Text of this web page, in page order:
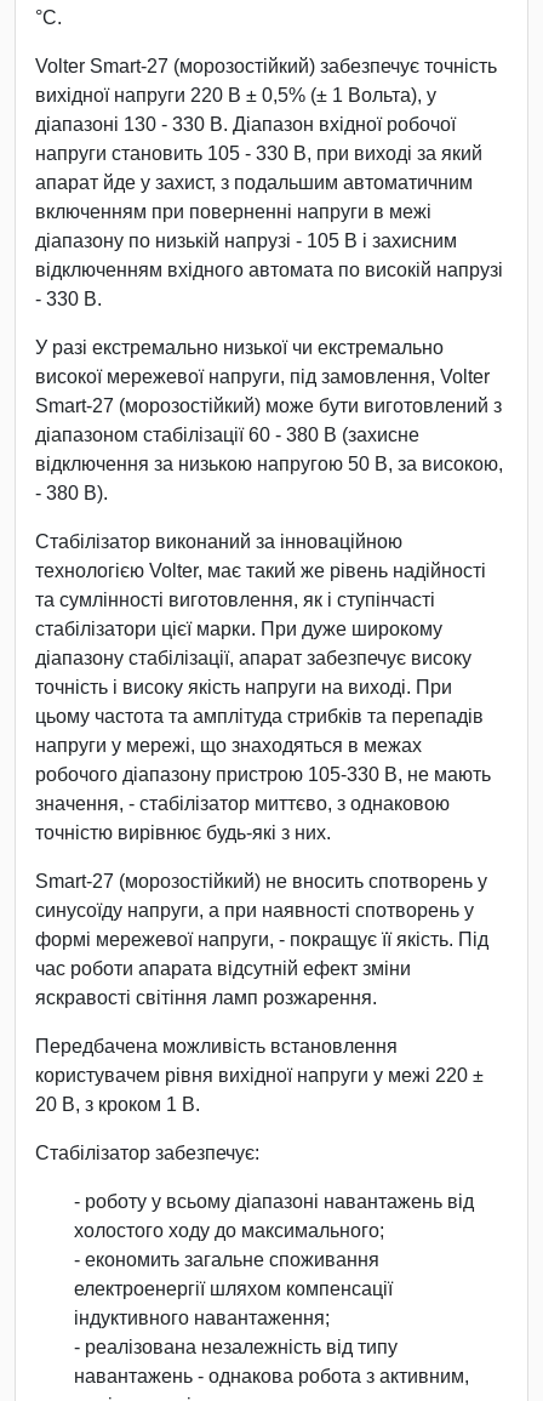
°С.
Volter Smart-27 (морозостійкий) забезпечує точність
вихідної напруги 220 В ± 0,5% (± 1 Вольта), у
діапазоні 130 - 330 В. Діапазон вхідної робочої
напруги становить 105 - 330 В, при виході за який
апарат йде у захист, з подальшим автоматичним
включенням при поверненні напруги в межі
діапазону по низькій напрузі - 105 В і захисним
відключенням вхідного автомата по високій напрузі
- 330 В.
У разі екстремально низької чи екстремально
високої мережевої напруги, під замовлення, Volter
Smart-27 (морозостійкий) може бути виготовлений з
діапазоном стабілізації 60 - 380 В (захисне
відключення за низькою напругою 50 В, за високою,
- 380 В).
Стабілізатор виконаний за інноваційною
технологією Volter, має такий же рівень надійності
та сумлінності виготовлення, як і ступінчасті
стабілізатори цієї марки. При дуже широкому
діапазону стабілізації, апарат забезпечує високу
точність і високу якість напруги на виході. При
цьому частота та амплітуда стрибків та перепадів
напруги у мережі, що знаходяться в межах
робочого діапазону пристрою 105-330 В, не мають
значення, - стабілізатор миттєво, з однаковою
точністю вирівнює будь-які з них.
Smart-27 (морозостійкий) не вносить спотворень у
синусоїду напруги, а при наявності спотворень у
формі мережевої напруги, - покращує її якість. Під
час роботи апарата відсутній ефект зміни
яскравості світіння ламп розжарення.
Передбачена можливість встановлення
користувачем рівня вихідної напруги у межі 220 ±
20 В, з кроком 1 В.
Стабілізатор забезпечує:
- роботу у всьому діапазоні навантажень від
холостого ходу до максимального;
- економить загальне споживання
електроенергії шляхом компенсації
індуктивного навантаження;
- реалізована незалежність від типу
навантажень - однакова робота з активним,